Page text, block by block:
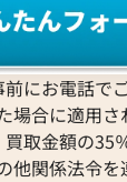
にお電話で
合に適用さ
取金額の35
他関係法令